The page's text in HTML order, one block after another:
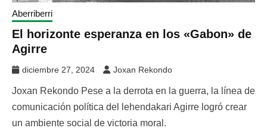
Aberriberri
El horizonte esperanza en los «Gabon» de
Agirre
diciembre 27, 2024 Joxan Rekondo
Joxan Rekondo Pese a la derrota en la guerra, la línea de
comunicación política del lehendakari Agirre logró crear
un ambiente social de victoria moral.